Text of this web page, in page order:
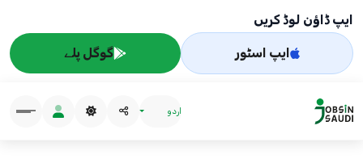
ایپ ڈاؤن لوڈ کریں
ایپ اسٹور گوگل پلے
اردو